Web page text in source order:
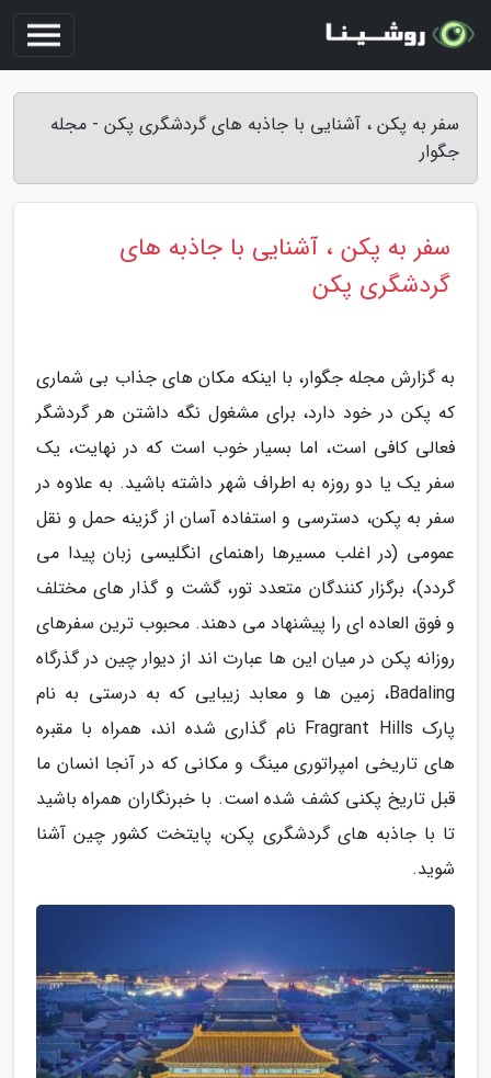
سفر به پکن ، آشنایی با جاذبه های گردشگری پکن - مجله
جگوار
سفر به پکن ، آشنایی با جاذبه های
گردشگری پکن
به گزارش مجله جگوار، با اینکه مکان های جذاب بی شماری
که پکن در خود دارد، برای مشغول نگه داشتن هر گردشگر
فعالی کافی است، اما بسیار خوب است که در نهایت، یک
سفر یک یا دو روزه به اطراف شهر داشته باشید. به علاوه در
سفر به پکن، دسترسی و استفاده آسان از گزینه حمل و نقل
عمومی (در اغلب مسیرها راهنمای انگلیسی زبان پیدا می
گردد)، برگزار کنندگان متعدد تور، گشت و گذار های مختلف
و فوق العاده ای را پیشنهاد می دهند. محبوب ترین سفرهای
روزانه پکن در میان این ها عبارت اند از دیوار چین در گذرگاه
Badaling، زمین ها و معابد زیبایی که به درستی به نام
پارک Fragrant Hills نام گذاری شده اند، همراه با مقبره
های تاریخی امپراتوری مینگ و مکانی که در آنجا انسان ما
قبل تاریخ پکنی کشف شده است. با خبرنگاران همراه باشید
تا با جاذبه های گردشگری پکن، پایتخت کشور چین آشنا
شوید.